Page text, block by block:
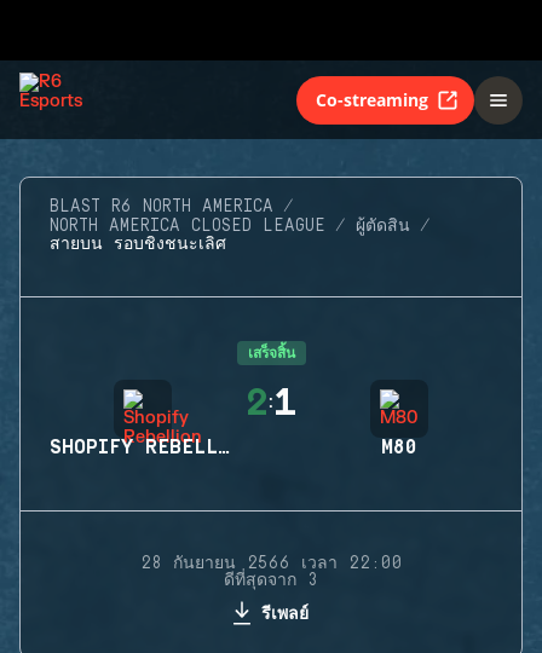
Co-streaming
BLAST R6 NORTH AMERICA
NORTH AMERICA CLOSED LEAGUE
ผู้ตัดสิน
สายบน รอบชิงชนะเลิศ
เสร็จสิ้น
SHOPIFY REBELLION
2:1
M80
28 กันยายน 2566 เวลา 22:00
ดีที่สุดจาก 3
รีเพลย์